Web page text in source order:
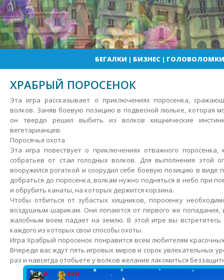
БЕГАЛКИ | БИЗНЕС| ГОЛОВОЛОМКИ
ХРАБРЫЙ ПОРОСЕНОК
Эта игра рассказывает о приключениях поросенка,
волков. Заняв боевую позицию в подвесной люльке, которая
он твердо решил выбить из волков хищнические
вегетарианцев.
Поросячья охота
Эта игра повествует о приключениях отважного
собратьев от стаи голодных волков. Для выполнения этой
вооружился рогаткой и соорудил себе боевую позицию в виде
добраться до поросенка, волкам нужно подняться в небо при
и обрубить канаты, на которых держится корзина.
Чтобы отбиться от зубастых хищников, поросенку
воздушным шарикам. Они лопаются от первого же попадания,
жалобным воем падает на землю. В этой игре вы
каждого из которых свои способы охоты.
Игра Храбрый поросенок понравится всем любителям
Впереди вас ждут пять игровых миров и сорок увлекательных
раз и навсегда отобьете у волков желание лакомиться